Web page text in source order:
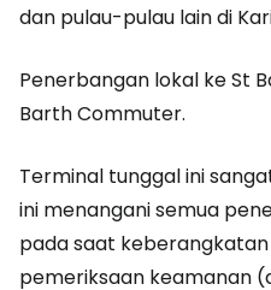
dan pulau-pulau lain di
Penerbangan lokal ke St
Barth Commuter.
Terminal tunggal ini
ini menangani semua
pada saat
pemeriksaan keamanan